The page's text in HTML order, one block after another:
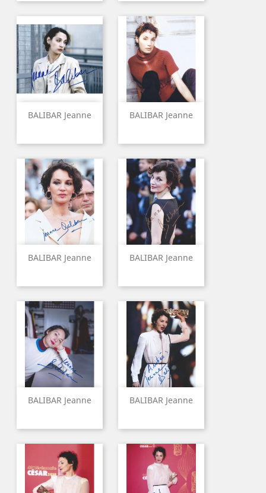
BALIBAR Jeanne BALIBAR Jeanne
BALIBAR Jeanne BALIBAR Jeanne
BALIBAR Jeanne BALIBAR Jeanne